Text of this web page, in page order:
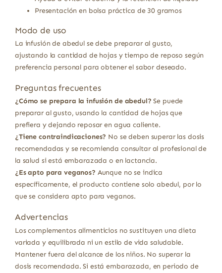
Presentación en bolsa práctica de 30 gramos
Modo de uso
La infusión de abedul se debe preparar al gusto,
ajustando la cantidad de hojas y tiempo de reposo según
preferencia personal para obtener el sabor deseado.
Preguntas frecuentes
¿Cómo se prepara la infusión de abedul? Se puede
preparar al gusto, usando la cantidad de hojas que
prefiera y dejando reposar en agua caliente.
¿Tiene contraindicaciones? No se deben superar las dosis
recomendadas y se recomienda consultar al profesional de
la salud si está embarazada o en lactancia.
¿Es apto para veganos? Aunque no se indica
específicamente, el producto contiene solo abedul, por lo
que se considera apto para veganos.
Advertencias
Los complementos alimenticios no sustituyen una dieta
variada y equilibrada ni un estilo de vida saludable.
Mantener fuera del alcance de los niños. No superar la
dosis recomendada. Si está embarazada, en periodo de